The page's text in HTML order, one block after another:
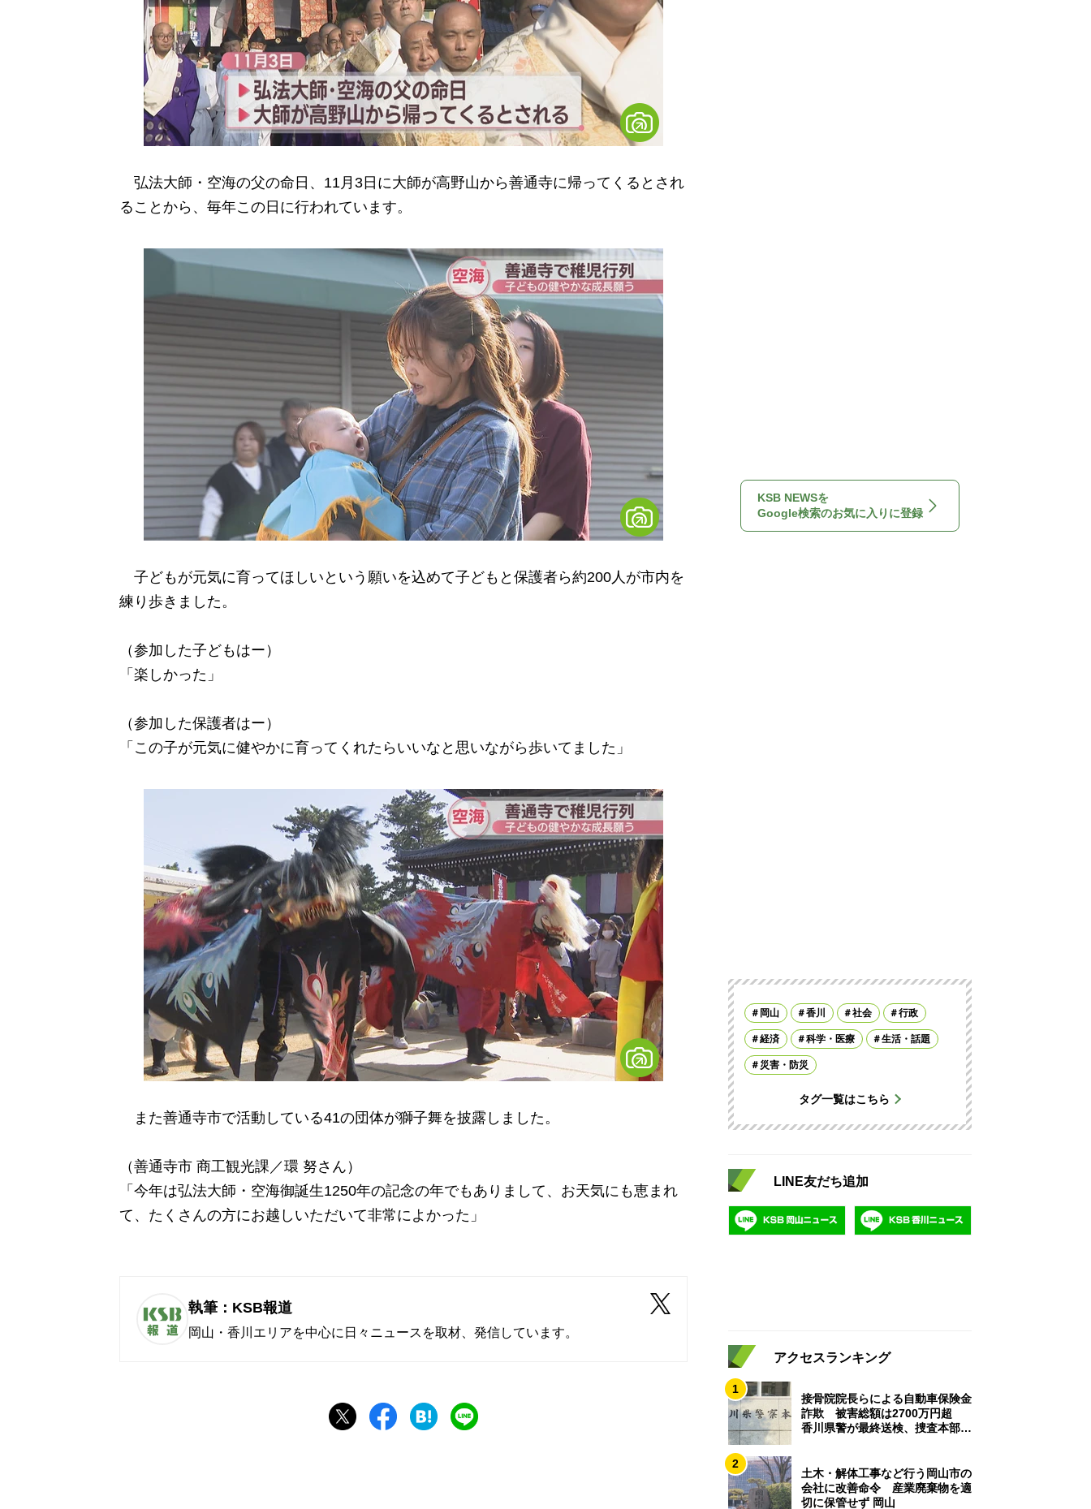
弘法大師・空海の父の命日、11月3日に大師が高野山から善通寺に帰ってくるとされ
ることから、毎年この日に行われています。
子どもが元気に育ってほしいという願いを込めて子どもと保護者ら約200人が市内を
練り歩きました。
（参加した子どもはー）
「楽しかった」
（参加した保護者はー）
「この子が元気に健やかに育ってくれたらいいなと思いながら歩いてました」
また善通寺市で活動している41の団体が獅子舞を披露しました。
（善通寺市 商工観光課／環 努さん）
「今年は弘法大師・空海御誕生1250年の記念の年でもありまして、お天気にも恵まれ
て、たくさんの方にお越しいただいて非常によかった」
執筆：KSB報道
岡山・香川エリアを中心に日々ニュースを取材、発信しています。
KSB NEWSを
Google検索のお気に入りに登録
岡山 香川 社会 行政
経済 科学・医療 生活・話題
災害・防災
タグ一覧はこちら
LINE友だち追加
アクセスランキング
1
接骨院院長らによる自動車保険金
詐欺 被害総額は2700万円超
香川県警が最終送検、捜査本部解
2
土木・解体工事など行う岡山市の
会社に改善命令 産業廃棄物を適
切に保管せず 岡山